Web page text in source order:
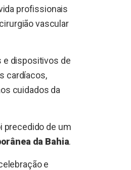
profissionais
vascular
e dispositivos de
cardíacos,
cuidados da
precedido de um
da Bahia.
e